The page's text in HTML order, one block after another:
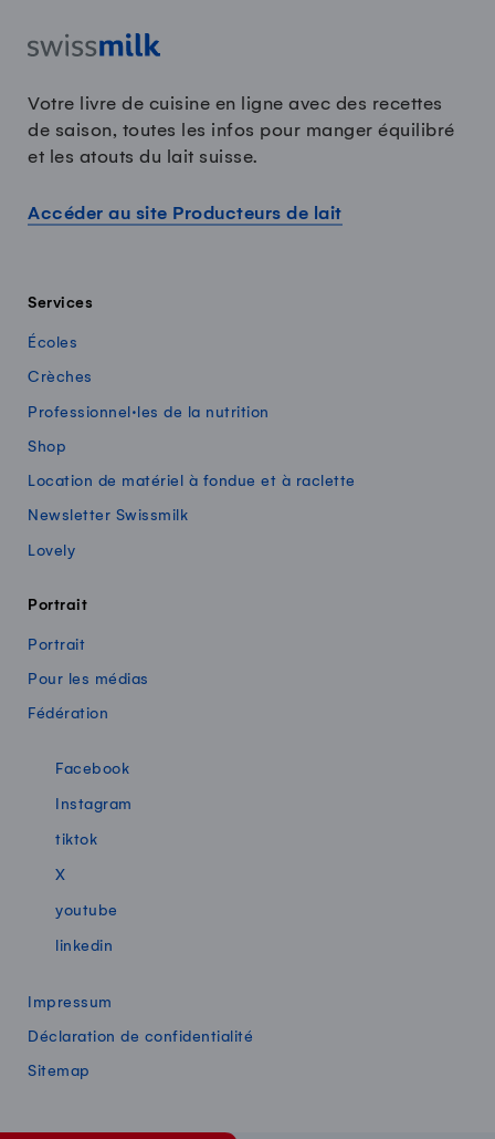
Votre livre de cuisine en ligne avec des recettes
de saison, toutes les infos pour manger équilibré
et les atouts du lait suisse.
Accéder au site Producteurs de lait
Services
Écoles
Crèches
Professionnel·les de la nutrition
Shop
Location de matériel à fondue et à raclette
Newsletter Swissmilk
Lovely
Portrait
Portrait
Pour les médias
Fédération
Swissmilk sur les réseaux sociaux
Facebook
Instagram
tiktok
X
youtube
linkedin
Impressum
Déclaration de confidentialité
Sitemap